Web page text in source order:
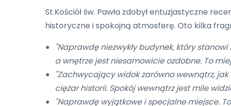
St.Kościół św. Pawła zdobył entuzjastyczne
historyczne i spokojną atmosferę. Oto kilka
"Naprawdę niezwykły budynek, który
a wnętrze jest niesamowicie ozdobne. To
"Zachwycający widok zarówno wewnątrz,
ciężar historii. Spokój wewnątrz jest mile
"Naprawdę wyjątkowe i specjalne miejsce.